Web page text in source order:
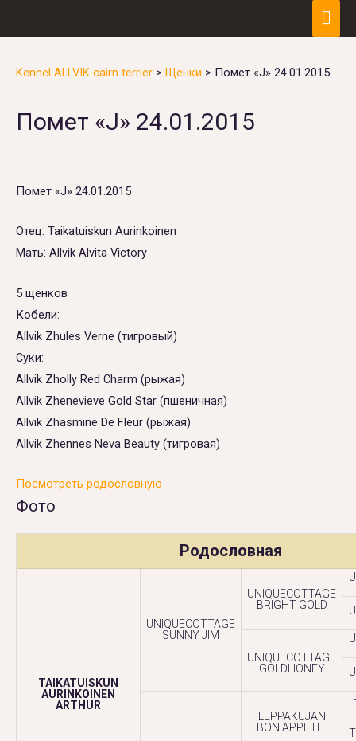
Kennel ALLVIK cairn terrier > Щенки > Помет «J» 24.01.2015
Помет «J» 24.01.2015
Помет «J» 24.01.2015
Отец: Taikatuiskun Aurinkoinen
Мать: Allvik Alvita Victory
5 щенков
Кобели:
Allvik Zhules Verne (тигровый)
Суки:
Allvik Zholly Red Charm (рыжая)
Allvik Zhenevieve Gold Star (пшеничная)
Allvik Zhasmine De Fleur (рыжая)
Allvik Zhennes Neva Beauty (тигровая)
Посмотреть родословную
Фото
Родословная
TAIKATUISKUN
AURINKOINEN
ARTHUR
UNIQUECOTTAGE
SUNNY JIM
UNIQUECOTTAGE
BRIGHT GOLD
UNIQUECOTTAGE
GOLDHONEY
LEPPAKUJAN
BON APPETIT